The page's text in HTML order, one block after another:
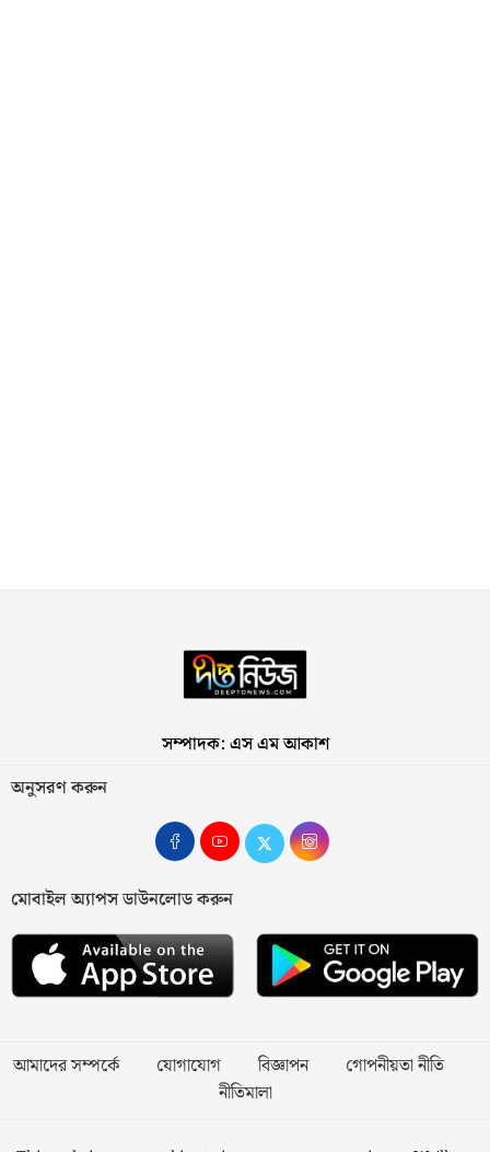
সম্পাদক: এস এম আকাশ
অনুসরণ করুন
মোবাইল অ্যাপস ডাউনলোড করুন
আমাদের সম্পর্কে যোগাযোগ বিজ্ঞাপন
গোপনীয়তা নীতি
নীতিমালা